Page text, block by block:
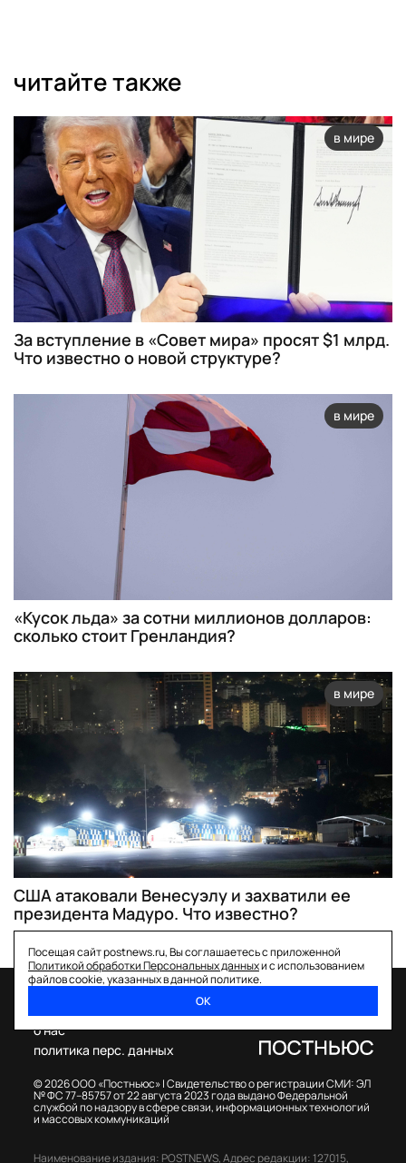
читайте также
в мире
За вступление в «Совет мира» просят $1 млрд.
Что известно о новой структуре?
в мире
«Кусок льда» за сотни миллионов долларов:
сколько стоит Гренландия?
в мире
США атаковали Венесуэлу и захватили ее
президента Мадуро. Что известно?
Посещая сайт postnews.ru, Вы соглашаетесь с приложенной
Политикой обработки Персональных данныхи с использованием
файлов cookie, указанных в данной политике.
ОК
© 2026 ООО «Постньюс» |Свидетельство о регистрации СМИ: ЭЛ
№ ФС 77–85757 от 22 августа 2023 года выдано Федеральной
службой по надзору в сфере связи, информационных технологий
и массовых коммуникаций
о нас
политика перс. данных
Наименование издания: POSTNEWS,Адрес редакции: 127015,